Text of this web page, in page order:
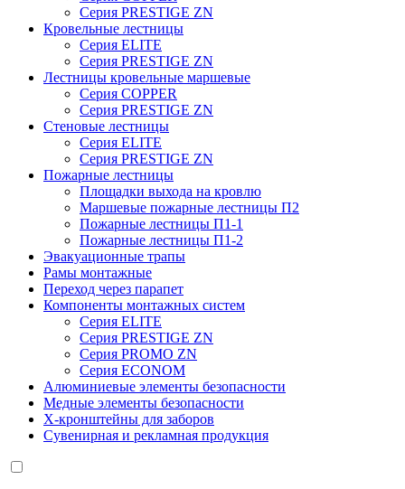
Серия PRESTIGE ZN
Кровельные лестницы
Серия ELITE
Серия PRESTIGE ZN
Лестницы кровельные маршевые
Серия COPPER
Серия PRESTIGE ZN
Стеновые лестницы
Серия ELITE
Серия PRESTIGE ZN
Пожарные лестницы
Площадки выхода на кровлю
Маршевые пожарные лестницы П2
Пожарные лестницы П1-1
Пожарные лестницы П1-2
Эвакуационные трапы
Рамы монтажные
Переход через парапет
Компоненты монтажных систем
Серия ELITE
Серия PRESTIGE ZN
Серия PROMO ZN
Серия ECONOM
Алюминиевые элементы безопасности
Медные элементы безопасности
X-кронштейны для заборов
Сувенирная и рекламная продукция